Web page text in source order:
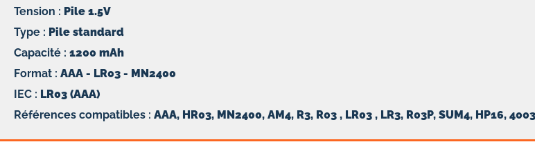
Tension : Pile 1.5V
Type : Pile standard
Capacité : 1200 mAh
Format : AAA - LR03 - MN2400
IEC : LR03 (AAA)
Références compatibles : AAA, HR03, MN2400, AM4, R3, R03 , LR03 , LR3, R03P, SUM4, HP16,